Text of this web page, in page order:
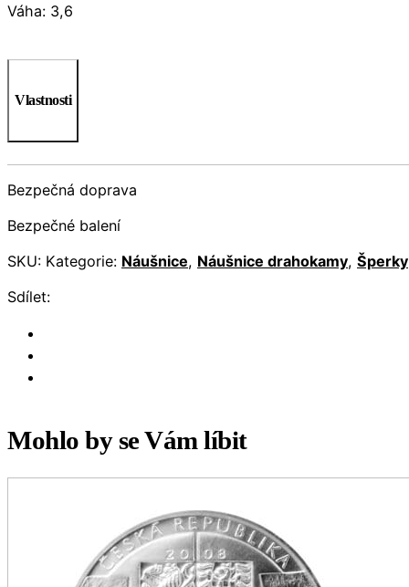
Váha: 3,6
Vlastnosti
Bezpečná doprava
Bezpečné balení
SKU: Kategorie: Náušnice, Náušnice drahokamy, Šperky
Sdílet:
Mohlo by se Vám líbit